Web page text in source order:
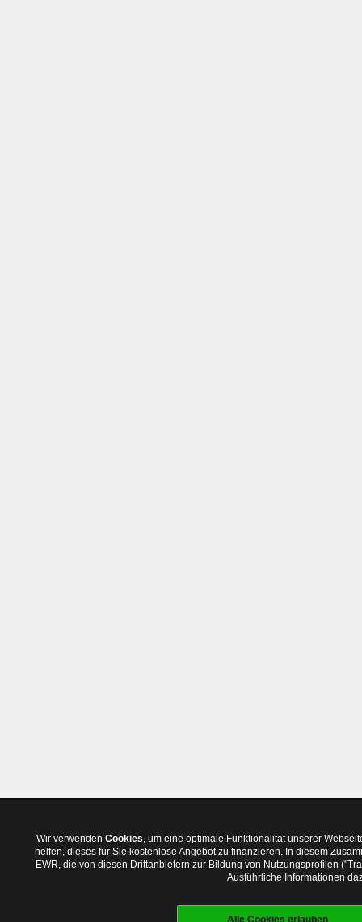
Wir verwenden Cookies, um eine optimale Funktionalität unserer
helfen, dieses für Sie kostenlose Angebot zu finanzieren. In diesem
EWR, die von diesen Drittanbietern zur Bildung von Nutzungsprofilen
Ausführliche Informationen
Alle Cookies erlauben